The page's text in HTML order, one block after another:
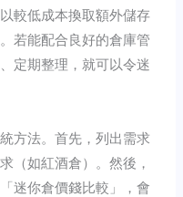
較低成本換取額外儲存
若能配合良好的倉庫管
定期整理，就可以令迷
方法。首先，列出需求
（如紅酒倉）。然後，
迷你倉價錢比較」，會